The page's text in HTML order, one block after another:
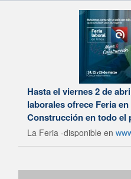
Hasta el viernes 2 de
laborales ofrece Feria
Construcción en todo el
La Feria -disponible en